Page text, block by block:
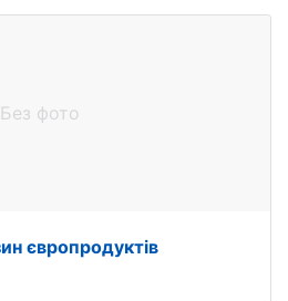
Без фото
європродуктів